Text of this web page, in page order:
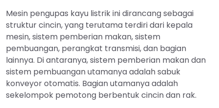
Mesin pengupas kayu listrik ini dirancang sebagai
struktur cincin, yang terutama terdiri dari kepala
mesin, sistem pemberian makan, sistem
pembuangan, perangkat transmisi, dan bagian
lainnya. Di antaranya, sistem pemberian makan dan
sistem pembuangan utamanya adalah sabuk
konveyor otomatis. Bagian utamanya adalah
sekelompok pemotong berbentuk cincin dan rak.